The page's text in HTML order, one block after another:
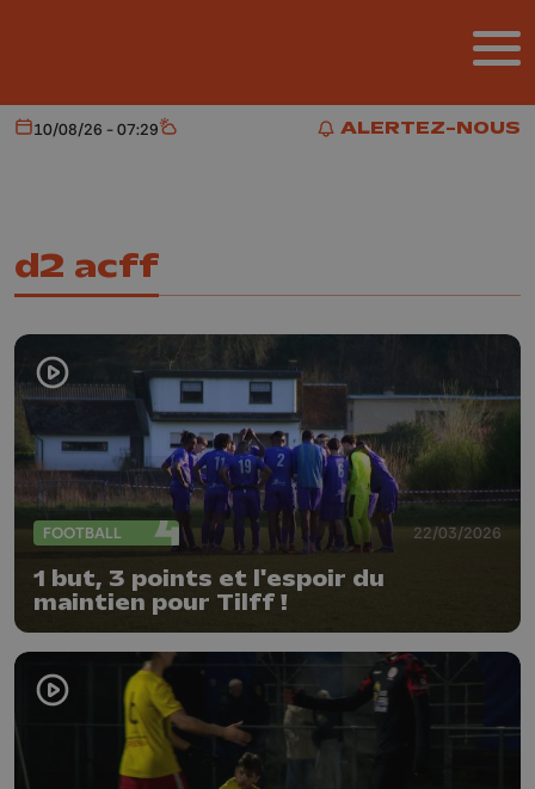
ALERTEZ-NOUS
ALERTEZ-NOUS
Aujourd'hui
10/08/26 - 07:29 Météo
d2 acff
FOOTBALL 22/03/2026
1 but, 3 points et l'espoir du
maintien pour Tilff !